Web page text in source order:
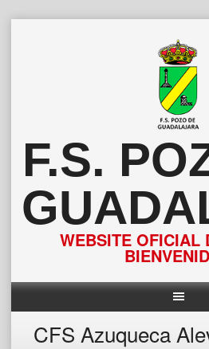
F.S.
WEBSITE OFICIAL
CFS Azuqueca